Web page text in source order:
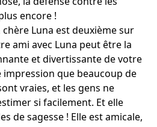
encore !
Luna est deuxième sur
ami avec Luna peut être la
et divertissante de votre
impression que beaucoup de
vraies, et les gens ne
si facilement. Et elle
de sagesse ! Elle est amicale,